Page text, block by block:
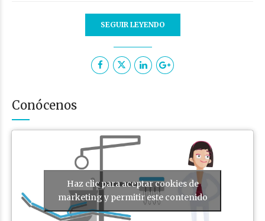
SEGUIR LEYENDO
Conócenos
Haz clic para aceptar cookies de
marketing y permitir este contenido